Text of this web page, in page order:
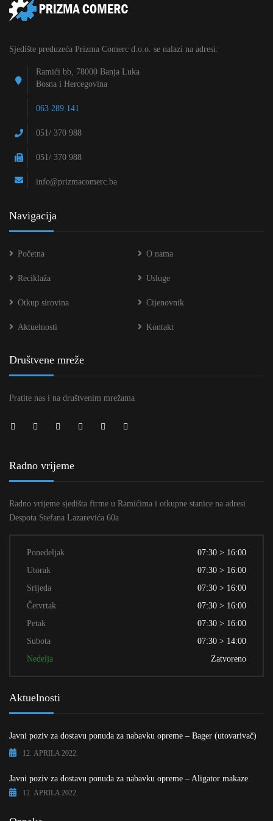
Sjedište preduzeća Prizma Comerc d.o.o. se nalazi na adresi:
Ramići bb, 78000 Banja Luka
Bosna i Hercegovina
063 289 141
051/ 370 988
051/ 370 988
info@prizmacomerc.ba
Navigacija
Početna O nama
Reciklaža Usluge
Otkup sirovina Cijenovnik
Aktuelnosti Kontakt
Društvene mreže
Pratite nas i na društvenim mrežama
Radno vrijeme
Radno vrijeme sjedišta firme u Ramićima i otkupne stanice na adresi
Despota Stefana Lazarevića 60a
Ponedeljak
07:30 > 16:00
Utorak
07:30 > 16:00
Srijeda
07:30 > 16:00
Četvrtak
07:30 > 16:00
Petak
07:30 > 16:00
Subota
07:30 > 14:00
Nedelja
Zatvoreno
Aktuelnosti
Javni poziv za dostavu ponuda za nabavku opreme – Bager (utovarivač)
12. APRILA 2022.
Javni poziv za dostavu ponuda za nabavku opreme – Aligator makaze
12. APRILA 2022.